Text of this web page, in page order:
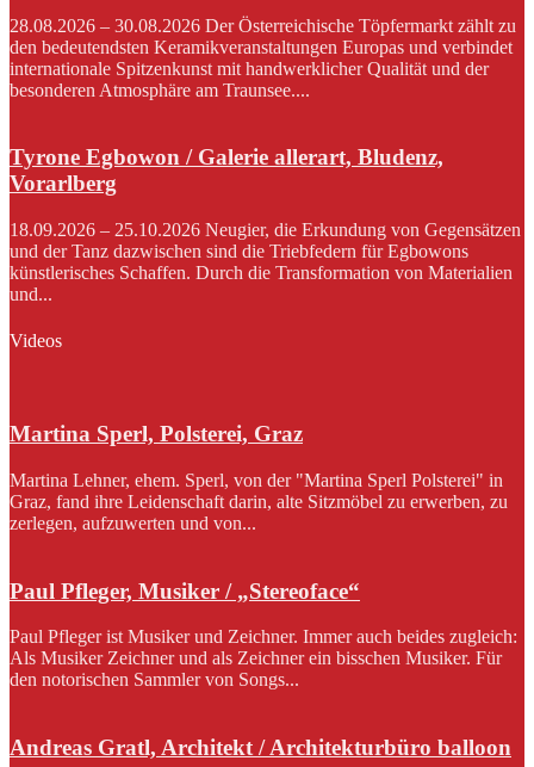
28.08.2026 – 30.08.2026 Der Österreichische Töpfermarkt zählt zu
den bedeutendsten Keramikveranstaltungen Europas und verbindet
internationale Spitzenkunst mit handwerklicher Qualität und der
besonderen Atmosphäre am Traunsee....
Tyrone Egbowon / Galerie allerart, Bludenz,
Vorarlberg
18.09.2026 – 25.10.2026 Neugier, die Erkundung von Gegensätzen
und der Tanz dazwischen sind die Triebfedern für Egbowons
künstlerisches Schaffen. Durch die Transformation von Materialien
und...
Videos
Martina Sperl, Polsterei, Graz
Martina Lehner, ehem. Sperl, von der "Martina Sperl Polsterei" in
Graz, fand ihre Leidenschaft darin, alte Sitzmöbel zu erwerben, zu
zerlegen, aufzuwerten und von...
Paul Pfleger, Musiker / „Stereoface“
Paul Pfleger ist Musiker und Zeichner. Immer auch beides zugleich:
Als Musiker Zeichner und als Zeichner ein bisschen Musiker. Für
den notorischen Sammler von Songs...
Andreas Gratl, Architekt / Architekturbüro balloon